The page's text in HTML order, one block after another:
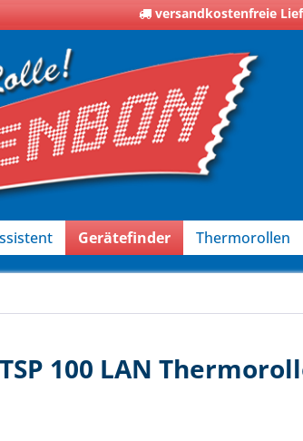
versandkostenfreie
Gerätefinder Thermorollen
100 LAN